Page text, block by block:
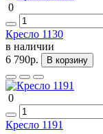
0
Кресло 1130
в наличии
6 790р.
В корзину
0
Кресло 1191